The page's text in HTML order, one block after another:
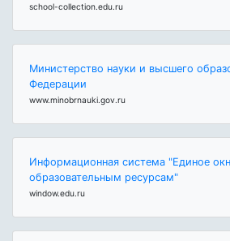
school-collection.edu.ru
Министерство науки и высшего
Федерации
www.minobrnauki.gov.ru
Информационная система "Единое
образовательным ресурсам"
window.edu.ru